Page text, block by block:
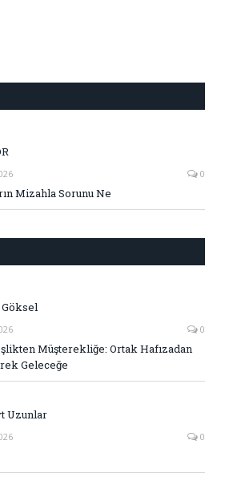
0
Mizahla Sorunu Ne
0
Müşterekliğe: Ortak Hafızadan
Geleceğe
Uzunlar
0